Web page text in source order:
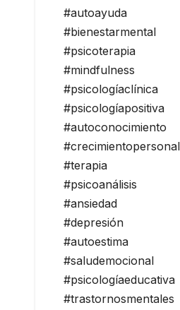
#autoayuda
#bienestarmental
#psicoterapia
#mindfulness
#psicologíaclínica
#psicologíapositiva
#autoconocimiento
#crecimientopersonal
#terapia
#psicoanálisis
#ansiedad
#depresión
#autoestima
#saludemocional
#psicologíaeducativa
#trastornosmentales